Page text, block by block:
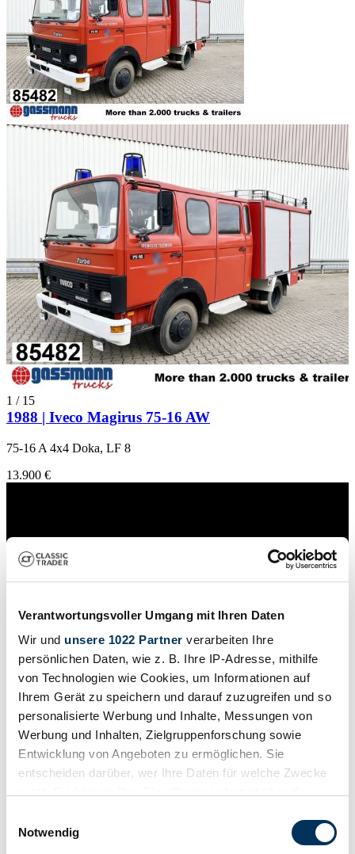
Verantwortungsvoller Umgang mit Ihren Daten
Wir und unsere 1022 Partner verarbeiten Ihre
persönlichen Daten, wie z. B. Ihre IP-Adresse, mithilfe
von Technologien wie Cookies, um Informationen auf
Ihrem Gerät zu speichern und darauf zuzugreifen und so
personalisierte Werbung und Inhalte, Messungen von
Werbung und Inhalten, Zielgruppenforschung sowie
Entwicklung von Angeboten zu ermöglichen. Sie
entscheiden darüber, wer Ihre Daten für welche Zwecke
Trigger Symbol ändern oder widerrufen
Notwendig
1 / 15
1988 | Iveco Magirus 75-16 AW
75-16 A 4x4 Doka, LF 8
13.900 €
Händler
MK
20.113 km